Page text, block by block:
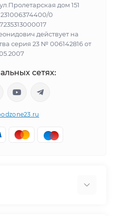
дом 151
0
действует на
серия 23 № 006142816 от
сетях: